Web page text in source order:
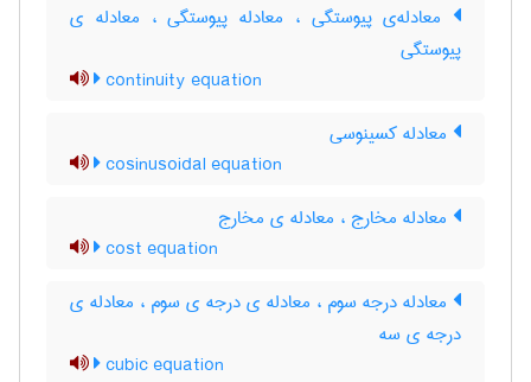
معادله‌ی پیوستگی ، معادله پیوستگی ، معادله ی
پیوستگی
continuity equation
معادله کسینوسی
cosinusoidal equation
معادله مخارج ، معادله ی مخارج
cost equation
معادله درجه سوم ، معادله ی درجه ی سوم ، معادله ی
درجه ی سه
cubic equation